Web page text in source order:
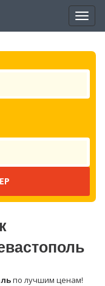
по лучшим ценам!